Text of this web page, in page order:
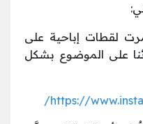
لقطات إباحية على
على الموضوع بشكل
https://